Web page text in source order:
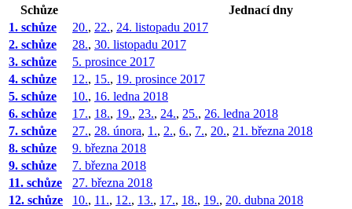
Schůze
Jednací dny
1. schůze
20., 22., 24. listopadu 2017
2. schůze
28., 30. listopadu 2017
3. schůze
5. prosince 2017
4. schůze
12., 15., 19. prosince 2017
5. schůze
10., 16. ledna 2018
6. schůze
17., 18., 19., 23., 24., 25., 26. ledna 2018
7. schůze
27., 28. února, 1., 2., 6., 7., 20., 21. března 2018
8. schůze
9. března 2018
9. schůze
7. března 2018
11. schůze
27. března 2018
12. schůze
10., 11., 12., 13., 17., 18., 19., 20. dubna 2018